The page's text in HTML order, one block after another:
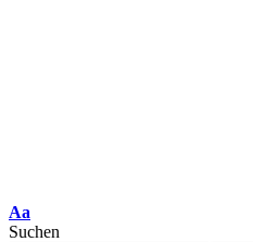
Schriftgrößenanpassung
Aa
Suchen